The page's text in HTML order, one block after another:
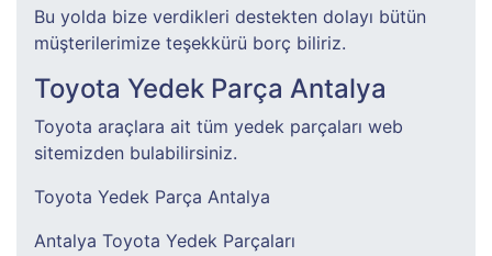
Bu yolda bize verdikleri destekten dolayı bütün
müşterilerimize teşekkürü borç biliriz.
Toyota Yedek Parça Antalya
Toyota araçlara ait tüm yedek parçaları web
sitemizden bulabilirsiniz.
Toyota Yedek Parça Antalya
Antalya Toyota Yedek Parçaları